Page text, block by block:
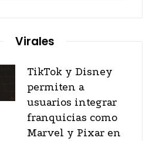
Virales
TikTok y Disney
permiten a
usuarios integrar
franquicias como
Marvel y Pixar en